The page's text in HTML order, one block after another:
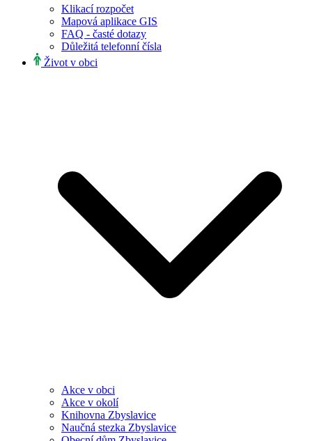
Klikací rozpočet
Mapová aplikace GIS
FAQ - časté dotazy
Důležitá telefonní čísla
Život v obci
Akce v obci
Akce v okolí
Knihovna Zbyslavice
Naučná stezka Zbyslavice